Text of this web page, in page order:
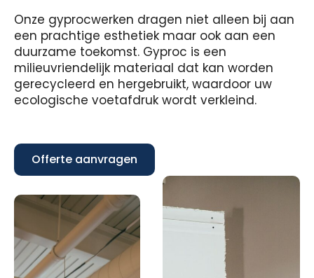
Onze gyprocwerken dragen niet alleen bij aan
een prachtige esthetiek maar ook aan een
duurzame toekomst. Gyproc is een
milieuvriendelijk materiaal dat kan worden
gerecycleerd en hergebruikt, waardoor uw
ecologische voetafdruk wordt verkleind.
Offerte aanvragen